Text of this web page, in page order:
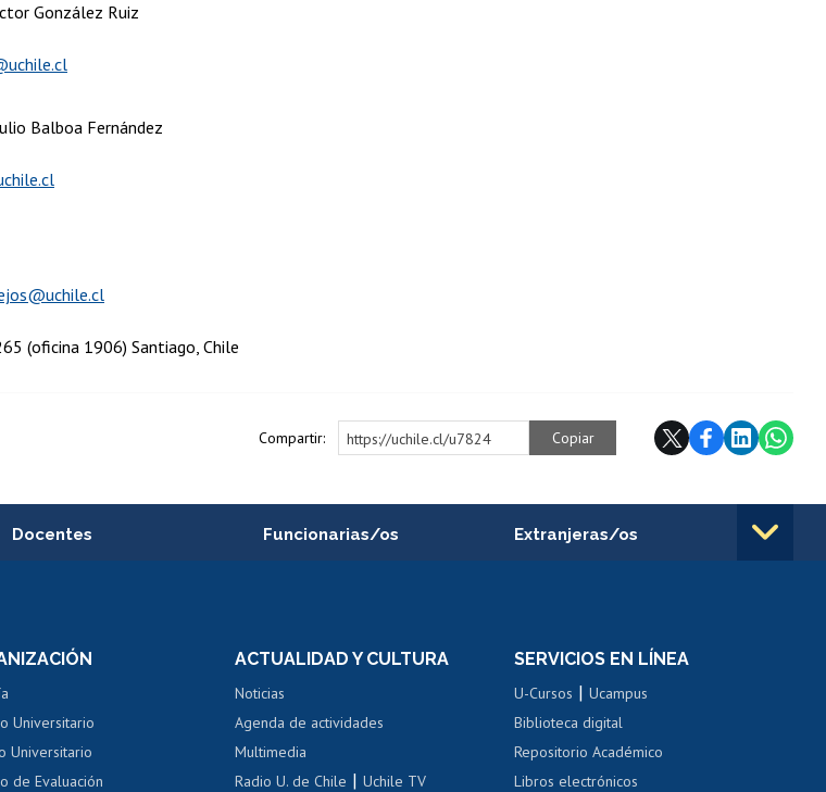
González Ruiz
Balboa Fernández
(oficina 1906) Santiago, Chile
Compartir: https://uchile.cl/u7824 Copiar
Docentes
Perfeccionamiento
Evaluación docente
Calificación académica
Postulación al AUCAI
Funcionarias/os
Portal de movilidad interna
Certificado de renta
Certificado de renta
Extranjeras/os
Cursos de español
Universitario
Universitario
de Evaluación
ACTUALIDAD Y CULTURA
Noticias
Agenda de actividades
Multimedia
Radio U. de Chile |Uchile TV
SERVICIOS EN LÍNEA
U-Cursos |Ucampus
Biblioteca digital
Repositorio Académico
Libros electrónicos